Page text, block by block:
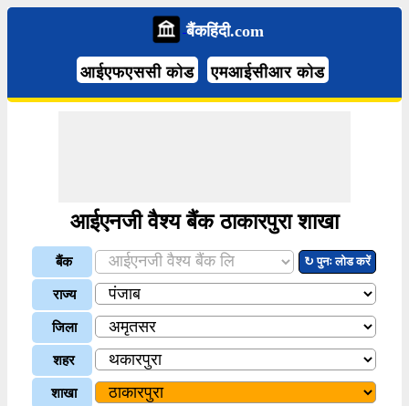
बैंकहिंदी.com
आईएफएससी कोड एमआईसीआर कोड
आईएनजी वैश्य बैंक ठाकारपुरा शाखा
बैंक ↻ पुनः लोड करें
राज्य
जिला
शहर
शाखा